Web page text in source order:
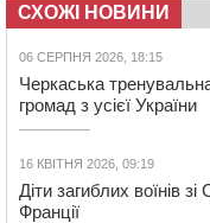
СХОЖІ НОВИНИ
06 СЕРПНЯ 2026, 18:15
Черкаська
громад з усієї України
16 КВІТНЯ 2026, 09:19
Діти загиблих воїнів
Франції